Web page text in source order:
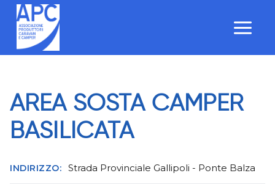
Salta
contenuto
AREA SOSTA CAMPER
BASILICATA
INDIRIZZO: Strada Provinciale Gallipoli - Ponte Balza